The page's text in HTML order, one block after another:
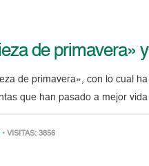
de primavera»
de primavera», con lo cual
que han pasado a mejor
• VISITAS: 3856